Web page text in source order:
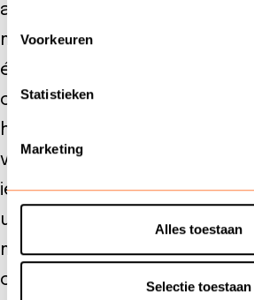
Voorkeuren
Statistieken
Marketing
Alles toestaan
Selectie toestaan
akkoord was. DHL vindt het
mensen zich blijven
één was er een leuke sfeer in
opleidingsgroep. Studenten
hele land en hebben allerlei
verschillende
iemand van een
uitgever. Je krijgt tijdens de
mee van de ervaringen die
opgedaan. Natuurlijk komt er